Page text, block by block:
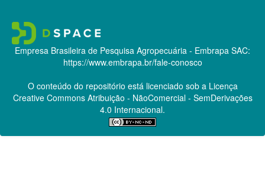
Empresa Brasileira de Pesquisa Agropecuária - Embrapa SAC:
https://www.embrapa.br/fale-conosco
O conteúdo do repositório está licenciado sob a Licença
Creative CommonsAtribuição - NãoComercial - SemDerivações
4.0 Internacional.